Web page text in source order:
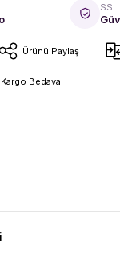
SSL
Ürünü Paylaş
Kargo Bedava